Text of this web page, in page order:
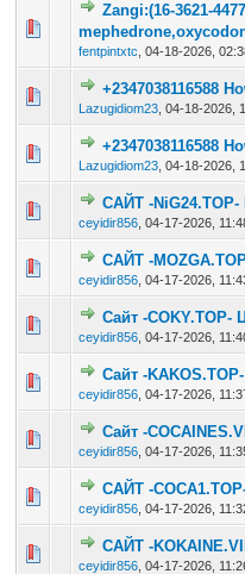
Zangi:(16-3621-
fentpintxtc 04-18-2026,
0 Vote(s) -
+2347038116588
Lazugidiom23 04-18-2026,
0 Vote(s) -
+2347038116588
Lazugidiom23 04-18-2026,
0 Vote(s) -
САЙТ -
ceyidir856 04-17-2026,
0 Vote(s) -
САЙТ -
ceyidir856 04-17-2026,
0 Vote(s) -
Сайт -
ceyidir856 04-17-2026,
0 Vote(s) -
Сайт -
ceyidir856 04-17-2026,
0 Vote(s) -
Сайт -
ceyidir856 04-17-2026,
0 Vote(s) -
САЙТ -
ceyidir856 04-17-2026,
0 Vote(s) -
САЙТ -
ceyidir856 04-17-2026,
0 Vote(s) -